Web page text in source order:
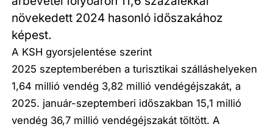
növekedett 2024 hasonló időszakához
képest.
A KSH gyorsjelentése szerint
2025 szeptemberében a turisztikai szálláshelyeken
1,64 millió vendég 3,82 millió vendégéjszakát, a
2025. január-szeptemberi időszakban 15,1 millió
vendég 36,7 millió vendégéjszakát töltött. A